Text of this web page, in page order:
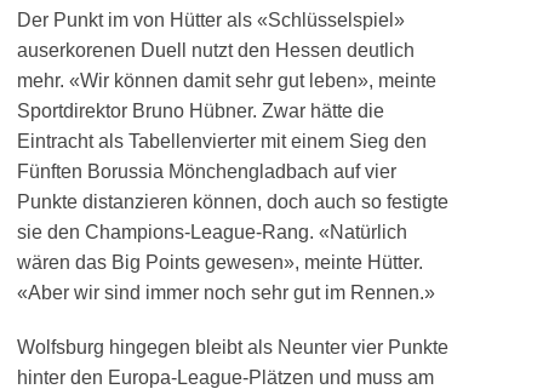
Der Punkt im von Hütter als «Schlüsselspiel»
auserkorenen Duell nutzt den Hessen deutlich
mehr. «Wir können damit sehr gut leben», meinte
Sportdirektor Bruno Hübner. Zwar hätte die
Eintracht als Tabellenvierter mit einem Sieg den
Fünften Borussia Mönchengladbach auf vier
Punkte distanzieren können, doch auch so festigte
sie den Champions-League-Rang. «Natürlich
wären das Big Points gewesen», meinte Hütter.
«Aber wir sind immer noch sehr gut im Rennen.»
Wolfsburg hingegen bleibt als Neunter vier Punkte
hinter den Europa-League-Plätzen und muss am